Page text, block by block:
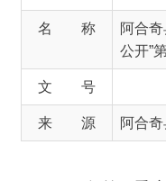
来 源 阿合奇县
2025年第
责令整改通知书5份，